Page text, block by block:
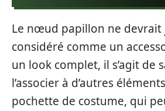
Le nœud papillon ne devrait
considéré comme un
un look complet, il s’agit de
l’associer à d’autres
pochette de costume, qui